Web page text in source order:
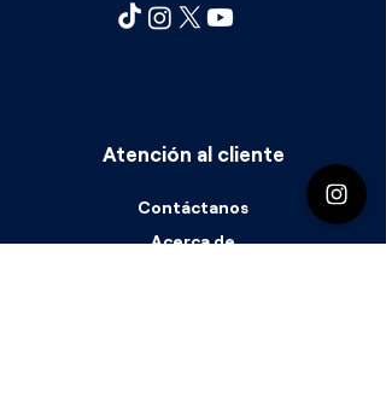
Atención al cliente
Contáctanos
Acerca de